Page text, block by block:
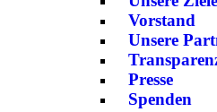
Vorstand
Unsere
Presse
Spenden